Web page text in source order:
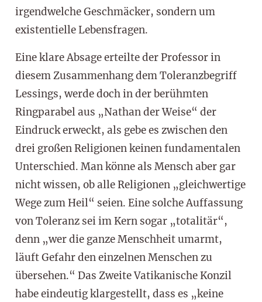
irgendwelche Geschmäcker, sondern um
existentielle Lebensfragen.
Eine klare Absage erteilte der Professor in
diesem Zusammenhang dem Toleranzbegriff
Lessings, werde doch in der berühmten
Ringparabel aus „Nathan der Weise“ der
Eindruck erweckt, als gebe es zwischen den
drei großen Religionen keinen fundamentalen
Unterschied. Man könne als Mensch aber gar
nicht wissen, ob alle Religionen „gleichwertige
Wege zum Heil“ seien. Eine solche Auffassung
von Toleranz sei im Kern sogar „totalitär“,
denn „wer die ganze Menschheit umarmt,
läuft Gefahr den einzelnen Menschen zu
übersehen.“ Das Zweite Vatikanische Konzil
habe eindeutig klargestellt, dass es „keine